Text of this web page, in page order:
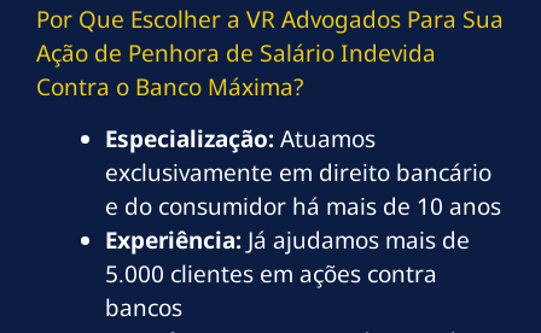
Por Que Escolher a VR Advogados Para Sua
Ação de Penhora de Salário Indevida
Contra o Banco Máxima?
Especialização:Atuamos
exclusivamente em direito bancário
e do consumidor há mais de 10 anos
Experiência: Já ajudamos mais de
5.000 clientes em ações contra
bancos